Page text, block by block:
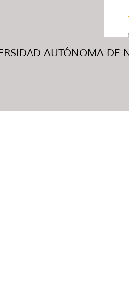
AUTÓNOMA DE